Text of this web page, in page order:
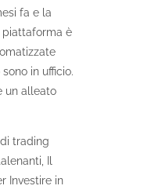
fa e la
piattaforma è
in ufficio.
un alleato
trading
Il
Investire in